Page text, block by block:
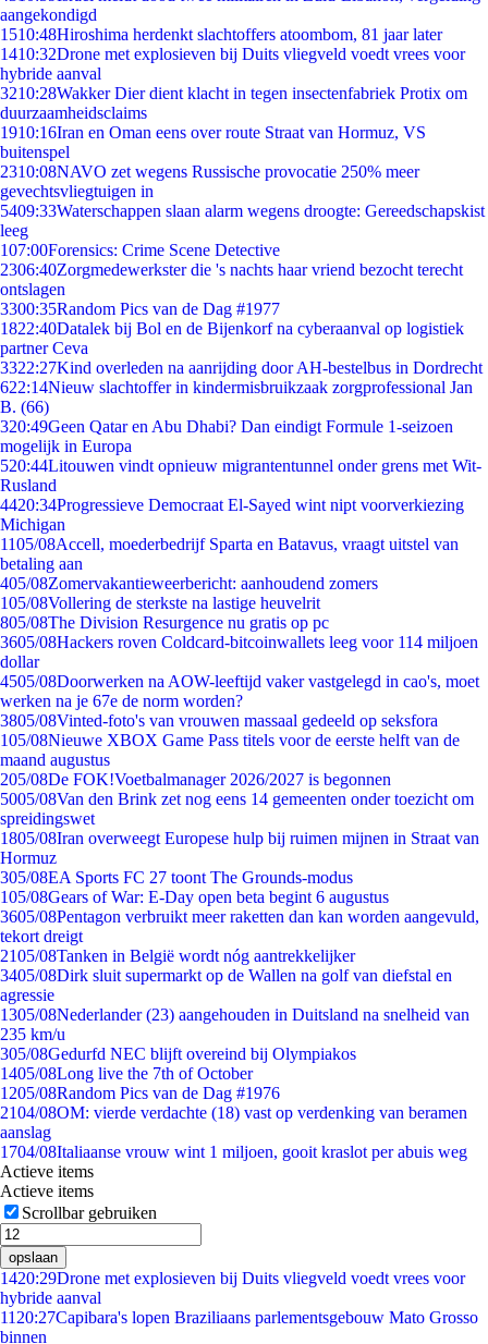
aangekondigd
1510:48Hiroshima herdenkt slachtoffers atoombom, 81 jaar later
1410:32Drone met explosieven bij Duits vliegveld voedt vrees voor
hybride aanval
3210:28Wakker Dier dient klacht in tegen insectenfabriek Protix om
duurzaamheidsclaims
1910:16Iran en Oman eens over route Straat van Hormuz, VS
buitenspel
2310:08NAVO zet wegens Russische provocatie 250% meer
gevechtsvliegtuigen in
5409:33Waterschappen slaan alarm wegens droogte: Gereedschapskist
leeg
107:00Forensics: Crime Scene Detective
2306:40Zorgmedewerkster die 's nachts haar vriend bezocht terecht
ontslagen
3300:35Random Pics van de Dag #1977
1822:40Datalek bij Bol en de Bijenkorf na cyberaanval op logistiek
partner Ceva
3322:27Kind overleden na aanrijding door AH-bestelbus in Dordrecht
622:14Nieuw slachtoffer in kindermisbruikzaak zorgprofessional Jan
B. (66)
320:49Geen Qatar en Abu Dhabi? Dan eindigt Formule 1-seizoen
mogelijk in Europa
520:44Litouwen vindt opnieuw migrantentunnel onder grens met Wit-
Rusland
4420:34Progressieve Democraat El-Sayed wint nipt voorverkiezing
Michigan
1105/08Accell, moederbedrijf Sparta en Batavus, vraagt uitstel van
betaling aan
405/08Zomervakantieweerbericht: aanhoudend zomers
105/08Vollering de sterkste na lastige heuvelrit
805/08The Division Resurgence nu gratis op pc
3605/08Hackers roven Coldcard-bitcoinwallets leeg voor 114 miljoen
dollar
4505/08Doorwerken na AOW-leeftijd vaker vastgelegd in cao's, moet
werken na je 67e de norm worden?
3805/08Vinted-foto's van vrouwen massaal gedeeld op seksfora
105/08Nieuwe XBOX Game Pass titels voor de eerste helft van de
maand augustus
205/08De FOK!Voetbalmanager 2026/2027 is begonnen
5005/08Van den Brink zet nog eens 14 gemeenten onder toezicht om
spreidingswet
1805/08Iran overweegt Europese hulp bij ruimen mijnen in Straat van
Hormuz
305/08EA Sports FC 27 toont The Grounds-modus
105/08Gears of War: E-Day open beta begint 6 augustus
3605/08Pentagon verbruikt meer raketten dan kan worden aangevuld,
tekort dreigt
2105/08Tanken in België wordt nóg aantrekkelijker
3405/08Dirk sluit supermarkt op de Wallen na golf van diefstal en
agressie
1305/08Nederlander (23) aangehouden in Duitsland na snelheid van
235 km/u
305/08Gedurfd NEC blijft overeind bij Olympiakos
1405/08Long live the 7th of October
1205/08Random Pics van de Dag #1976
2104/08OM: vierde verdachte (18) vast op verdenking van beramen
aanslag
1704/08Italiaanse vrouw wint 1 miljoen, gooit kraslot per abuis weg
Actieve items
Actieve items
Scrollbar gebruiken
opslaan
1420:29Drone met explosieven bij Duits vliegveld voedt vrees voor
hybride aanval
11 20:27Capibara's lopen Braziliaans parlementsgebouw Mato Grosso
binnen